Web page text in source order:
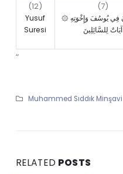
(12)
Yusuf
Suresi
(7)
۞ لَقَدْ كَانَ فِي يُوسُفَ وَإِخْوَتِهِ
آيَاتٌ لِلسَّائِلِينَ
“
Muhammed Sıddık Minşavi
RELATED POSTS